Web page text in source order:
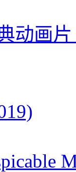
动画